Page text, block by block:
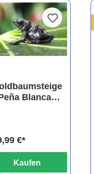
Blanca,
€*
Kaufen